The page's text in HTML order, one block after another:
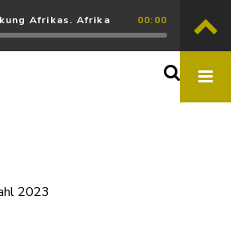
Afrikas. Afrika 00:00
2023